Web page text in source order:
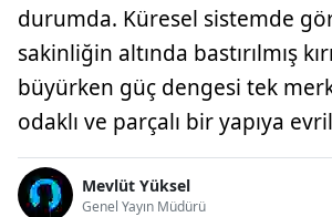
durumda. Küresel sistemde
sakinliğin altında bastırılmış
büyürken güç dengesi tek
odaklı ve parçalı bir yapıya
Mevlüt Yüksel
Genel Yayın Müdürü